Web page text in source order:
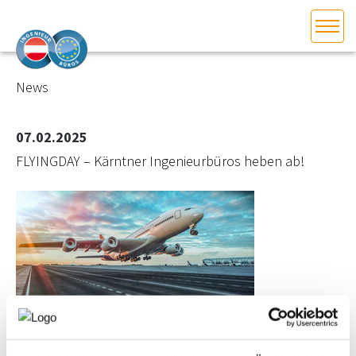
DAS INGENIEURBÜRO
INTERESSEN­VERTRETUNG
MITGLIEDER­VERZEICHNIS
SERVICE
KONTAKT
News
07.02.2025
FLYINGDAY – Kärntner Ingenieurbüros heben ab!